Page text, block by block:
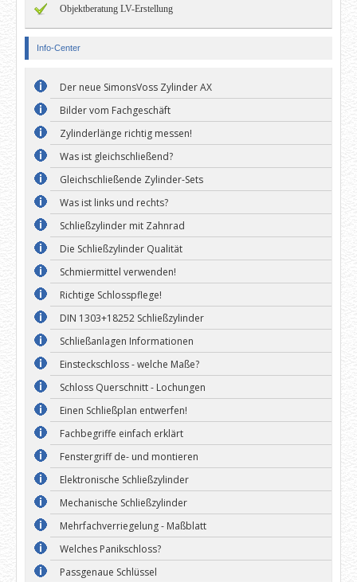
Objektberatung LV-Erstellung
Info-Center
Der neue SimonsVoss Zylinder AX
Bilder vom Fachgeschäft
Zylinderlänge richtig messen!
Was ist gleichschließend?
Gleichschließende Zylinder-Sets
Was ist links und rechts?
Schließzylinder mit Zahnrad
Die Schließzylinder Qualität
Schmiermittel verwenden!
Richtige Schlosspflege!
DIN 1303+18252 Schließzylinder
Schließanlagen Informationen
Einsteckschloss - welche Maße?
Schloss Querschnitt - Lochungen
Einen Schließplan entwerfen!
Fachbegriffe einfach erklärt
Fenstergriff de- und montieren
Elektronische Schließzylinder
Mechanische Schließzylinder
Mehrfachverriegelung - Maßblatt
Welches Panikschloss?
Passgenaue Schlüssel